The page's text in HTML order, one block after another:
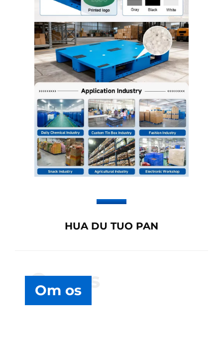
HUA DU TUO PAN
Om os
Om os